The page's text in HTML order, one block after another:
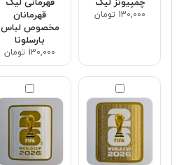
چمپیونز لیگ
130,000 تومان
قهرمانی لیگ
قهرمانان
مخصوص لباس
بارسلونا
130,000 تومان